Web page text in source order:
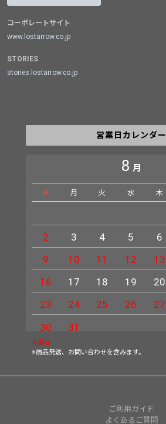
コーポレートサイト
www.lostarrow.co.jp
STORIES
stories.lostarrow.co.jp
営業日カレンダー
8 月
日 月 火 水 木
2
3 4 5 6
9
10 11 12 13
16
17 18 19 20
23
24 25 26 27
30
31
休業日
※商品発送、お問い合わせを含みます。
ご利用ガイド
よくあるご質問